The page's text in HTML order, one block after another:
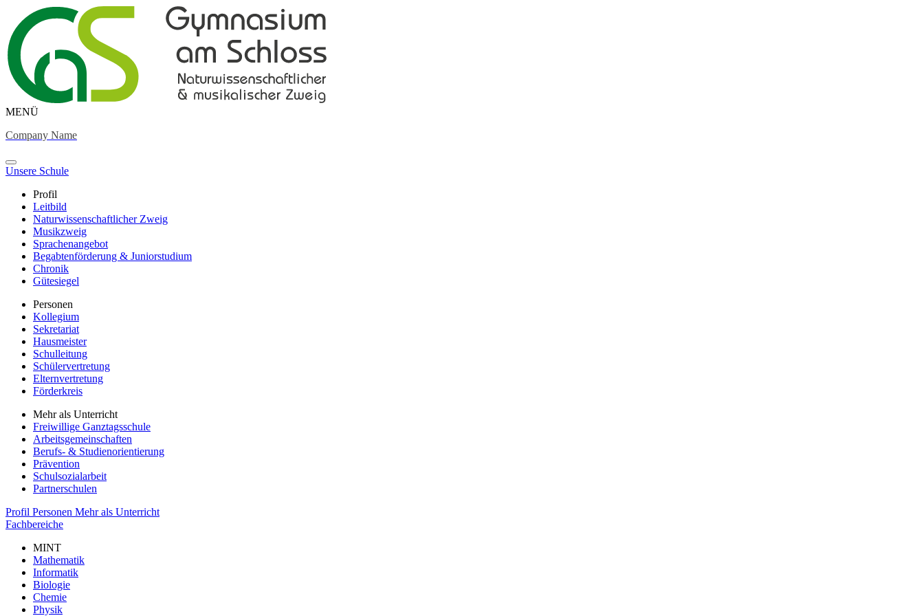
MENÜ
Company Name
Unsere Schule
Profil
Leitbild
Naturwissenschaftlicher Zweig
Musikzweig
Sprachenangebot
Begabtenförderung & Juniorstudium
Chronik
Gütesiegel
Personen
Kollegium
Sekretariat
Hausmeister
Schulleitung
Schülervertretung
Elternvertretung
Förderkreis
Mehr als Unterricht
Freiwillige Ganztagsschule
Arbeitsgemeinschaften
Berufs- & Studienorientierung
Prävention
Schulsozialarbeit
Partnerschulen
Profil Personen Mehr als Unterricht
Fachbereiche
MINT
Mathematik
Informatik
Biologie
Chemie
Physik